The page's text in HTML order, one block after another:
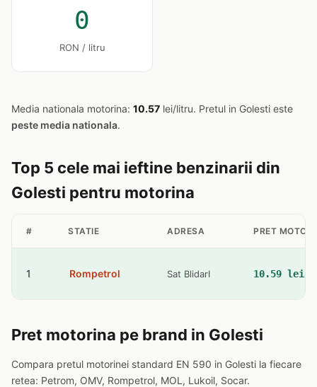
0
RON / litru
Media nationala motorina: 10.57 lei/litru. Pretul in Golesti este
peste media nationala.
Top 5 cele mai ieftine benzinarii din
Golesti pentru motorina
# STATIE ADRESA PRET
1 Rompetrol Sat BlidarI 10.59 lei
Pret motorina pe brand in Golesti
Compara pretul motorinei standard EN 590 in Golesti la fiecare
retea: Petrom, OMV, Rompetrol, MOL, Lukoil, Socar.